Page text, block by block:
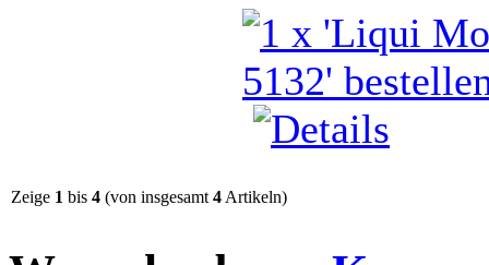
Zeige 1 bis 4 (von insgesamt 4 Artikeln)